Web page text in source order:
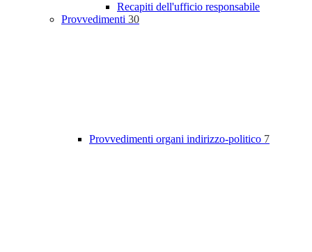
Recapiti dell'ufficio responsabile
Provvedimenti 30
Provvedimenti organi indirizzo-politico 7